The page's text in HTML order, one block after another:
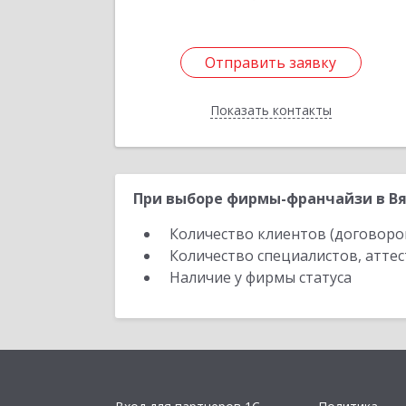
Отправить заявку
Показать контакты
Отправить заявку
Назад
При выборе фирмы-франчайзи в
Количество клиентов
Количество специалистов,
Наличие у фирмы статуса